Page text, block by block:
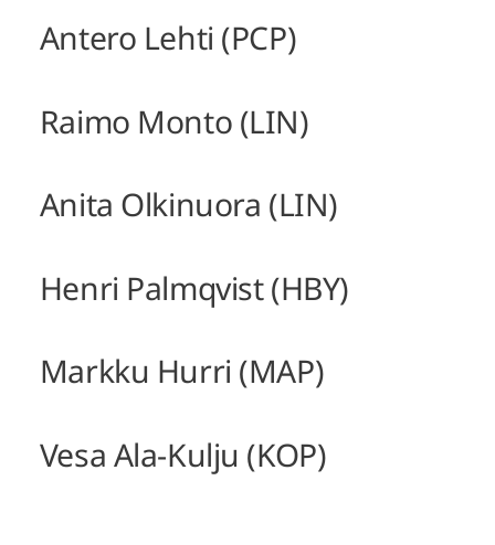
Antero Lehti (PCP)
Raimo Monto (LIN)
Anita Olkinuora (LIN)
Henri Palmqvist (HBY)
Markku Hurri (MAP)
Vesa Ala-Kulju (KOP)